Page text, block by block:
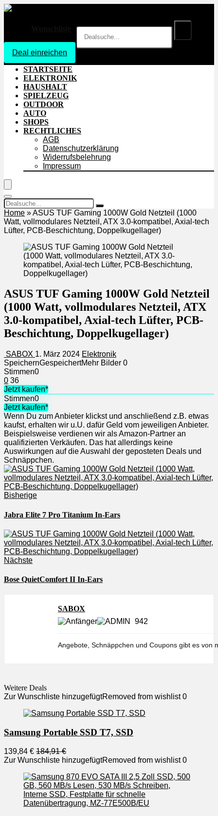
Deal einreichen
STARTSEITE
ELEKTRONIK
HAUSHALT
SPIELZEUG
OUTDOOR
AUTO
SHOPS
RECHTLICHES
AGB
Datenschutzerklärung
Widerrufsbelehrung
Impressum
Home »ASUS TUF Gaming 1000W Gold Netzteil (1000
Watt, vollmodulares Netzteil, ATX 3.0-kompatibel, Axial-tech
Lüfter, PCB-Beschichtung, Doppelkugellager)
ASUS TUF Gaming 1000W Gold Netzteil
(1000 Watt, vollmodulares Netzteil, ATX
3.0-kompatibel, Axial-tech Lüfter, PCB-
Beschichtung, Doppelkugellager)
SABOX 1. März 2024 Elektronik
SpeichernGespeichertMehr Bilder 0
Stimmen0
0 36
Jetzt kaufen*
Stimmen0
Jetzt kaufen*
Wenn Du zum Anbieter klickst und anschließend z.B. etwas
kaufst, erhalten wir u.U. dafür Geld vom jeweiligen Anbieter.
Beispielsweise verdienen wir als Amazon-Partner an
qualifizierten Verkäufen. Das hat allerdings keine
Auswirkungen auf die Auswahl der geposteten Deals und
Schnäppchen.
Bisherige
Jabra Elite 7 Pro Titanium In-Ears
Nächste
Bose QuietComfort II In-Ears
SABOX
942
Angebote, Schnäppchen und Coupons gibt es von
Weitere Deals
Zur Wunschliste hinzugefügtRemoved from wishlist 0
Samsung Portable SSD T7, SSD
139,84 € 184,91 €
Zur Wunschliste hinzugefügtRemoved from wishlist 0